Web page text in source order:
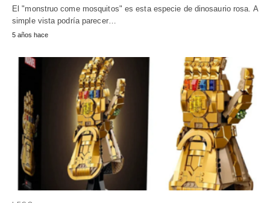
El "monstruo come mosquitos" es esta especie de dinosaurio rosa. A
simple vista podría parecer…
5 años hace